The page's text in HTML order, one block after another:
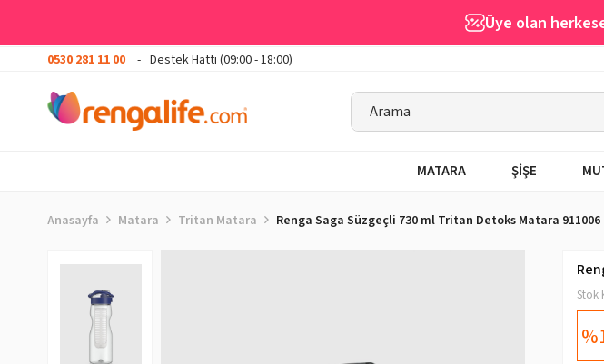
Üye olan
0530 281 11 00 Destek Hattı (09:00 - 18:00)
MATARA ŞİŞE
Anasayfa Matara Tritan Matara Renga Saga Süzgeçli 730 ml Tritan Detoks Matara 911006
Stok